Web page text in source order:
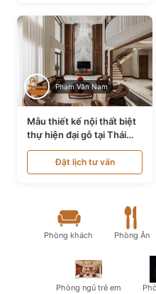
Phạm Văn Nam
Mẫu thiết kế nội thất biệt
thự hiện đại gỗ tại Thái
Bình NT9188719
Đặt lịch tư vấn
Phòng khách Phòng Ăn
Phòng ngủ trẻ em